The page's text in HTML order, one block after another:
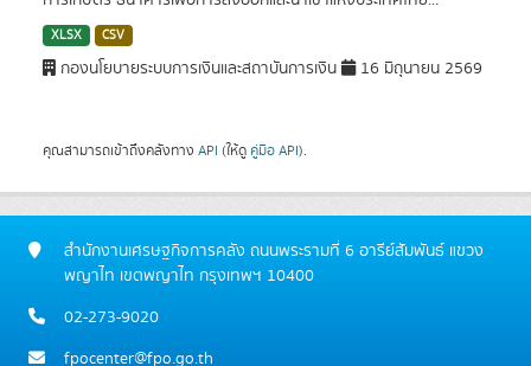
XLSX CSV
กองนโยบายระบบการเงินและสถาบันการเงิน 16 มิถุนายน 2569
คุณสามารถเข้าถึงคลังทาง API (ให้ดู คู่มือ API).
สำนักงานเศรษฐกิจการคลัง ถนนพระรามที่ 6 อารีย์สัมพันธ์ แขวง
พญาไท เขตพญาไท กรุงเทพฯ 10400
02-273-9020
fpocenter@fpo.go.th